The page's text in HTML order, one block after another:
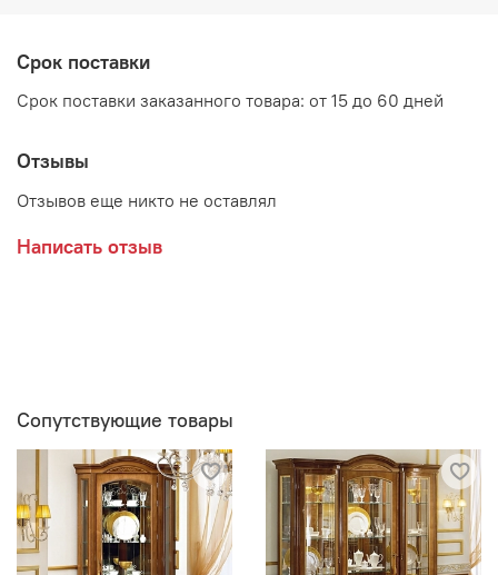
Срок поставки
Срок поставки заказанного товара: от 15 до 60 дней
Отзывы
Отзывов еще никто не оставлял
Написать отзыв
Сопутствующие товары